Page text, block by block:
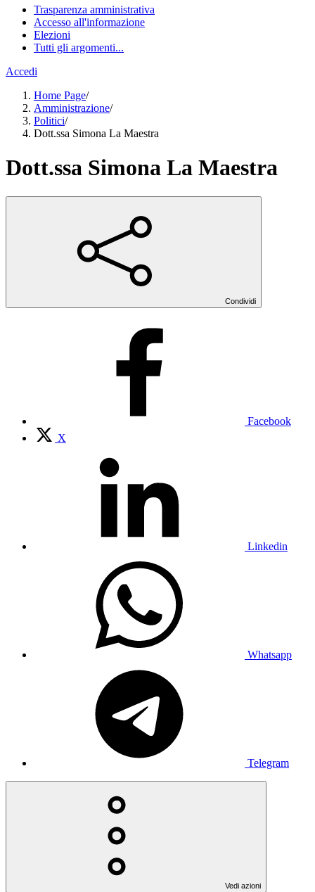
Trasparenza amministrativa
Accesso all'informazione
Elezioni
Tutti gli argomenti...
Accedi
Home Page/
Amministrazione/
Politici/
Dott.ssa Simona La Maestra
Dott.ssa Simona La Maestra
Condividi
Facebook
X
Linkedin
Whatsapp
Telegram
Vedi azioni